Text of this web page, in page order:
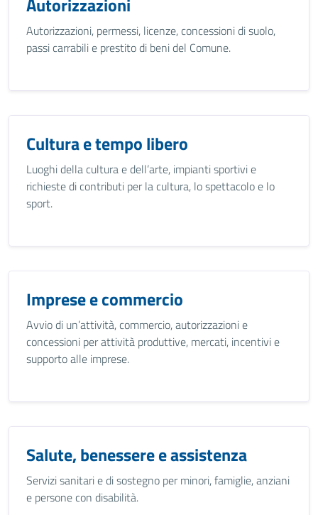
Autorizzazioni, permessi, licenze, concessioni di suolo,
passi carrabili e prestito di beni del Comune.
Cultura e tempo libero
Luoghi della cultura e dell’arte, impianti sportivi e
richieste di contributi per la cultura, lo spettacolo e lo
sport.
Imprese e commercio
Avvio di un’attività, commercio, autorizzazioni e
concessioni per attività produttive, mercati, incentivi e
supporto alle imprese.
Salute, benessere e assistenza
Servizi sanitari e di sostegno per minori, famiglie, anziani
e persone con disabilità.